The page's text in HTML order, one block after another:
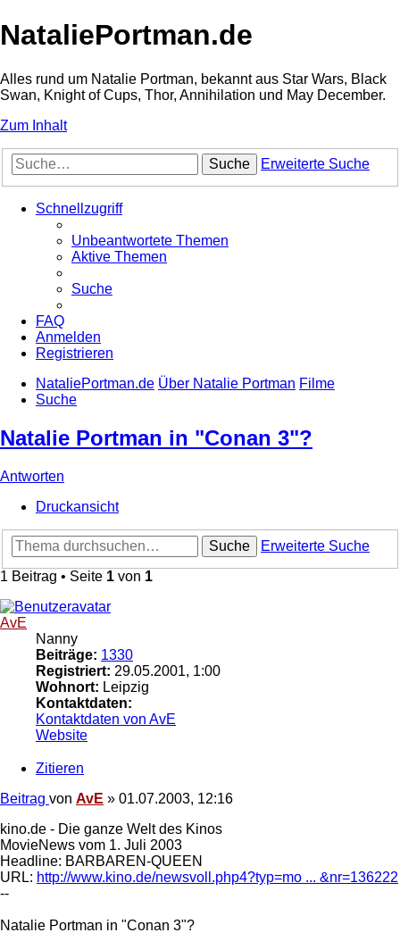
NataliePortman.de
Alles rund um Natalie Portman, bekannt aus Star Wars, Black
Swan, Knight of Cups, Thor, Annihilation und May December.
Zum Inhalt
Suche Erweiterte Suche
Schnellzugriff
Unbeantwortete Themen
Aktive Themen
Suche
FAQ
Anmelden
Registrieren
NataliePortman.de Über Natalie Portman Filme
Suche
Natalie Portman in "Conan 3"?
Antworten
Druckansicht
Suche
Erweiterte Suche
1 Beitrag • Seite 1 von 1
AvE
Nanny
Beiträge: 1330
Registriert: 29.05.2001, 1:00
Wohnort: Leipzig
Kontaktdaten:
Kontaktdaten von AvE
Website
Zitieren
Beitrag von AvE » 01.07.2003, 12:16
kino.de - Die ganze Welt des Kinos
MovieNews vom 1. Juli 2003
Headline: BARBAREN-QUEEN
URL: http://www.kino.de/newsvoll.php4?typ=mo ... &nr=136222
--
Natalie Portman in "Conan 3"?